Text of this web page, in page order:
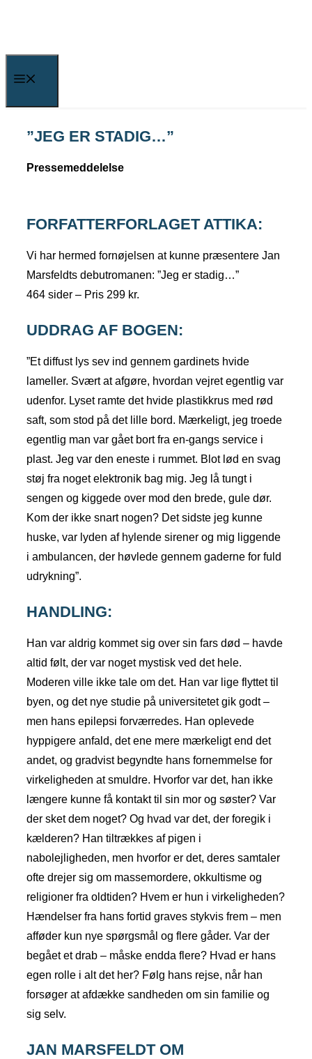
content
Menu
”JEG ER STADIG…”
Pressemeddelelse
FORFATTERFORLAGET ATTIKA:
Vi har hermed fornøjelsen at kunne præsentere Jan
Marsfeldts debutromanen: ”Jeg er stadig…”
464 sider – Pris 299 kr.
UDDRAG AF BOGEN:
”Et diffust lys sev ind gennem gardinets hvide
lameller. Svært at afgøre, hvordan vejret egentlig var
udenfor. Lyset ramte det hvide plastikkrus med rød
saft, som stod på det lille bord. Mærkeligt, jeg troede
egentlig man var gået bort fra en-gangs service i
plast. Jeg var den eneste i rummet. Blot lød en svag
støj fra noget elektronik bag mig. Jeg lå tungt i
sengen og kiggede over mod den brede, gule dør.
Kom der ikke snart nogen? Det sidste jeg kunne
huske, var lyden af hylende sirener og mig liggende
i ambulancen, der høvlede gennem gaderne for fuld
udrykning”.
HANDLING:
Han var aldrig kommet sig over sin fars død – havde
altid følt, der var noget mystisk ved det hele.
Moderen ville ikke tale om det. Han var lige flyttet til
byen, og det nye studie på universitetet gik godt –
men hans epilepsi forværredes. Han oplevede
hyppigere anfald, det ene mere mærkeligt end det
andet, og gradvist begyndte hans fornemmelse for
virkeligheden at smuldre. Hvorfor var det, han ikke
længere kunne få kontakt til sin mor og søster? Var
der sket dem noget? Og hvad var det, der foregik i
kælderen? Han tiltrækkes af pigen i
nabolejligheden, men hvorfor er det, deres samtaler
ofte drejer sig om massemordere, okkultisme og
religioner fra oldtiden? Hvem er hun i virkeligheden?
Hændelser fra hans fortid graves stykvis frem – men
afføder kun nye spørgsmål og flere gåder. Var der
begået et drab – måske endda flere? Hvad er hans
egen rolle i alt det her? Følg hans rejse, når han
forsøger at afdække sandheden om sin familie og
sig selv.
JAN MARSFELDT OM